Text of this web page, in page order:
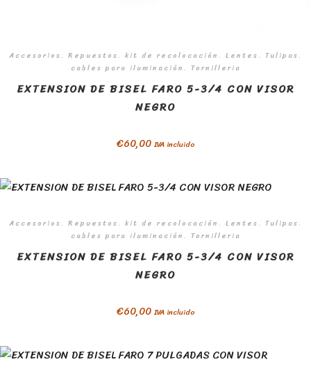
Accesorios. Repuestos. kit de recolocación. Lentes. Tulipas.
cables para iluminación. Tornilleria
EXTENSION DE BISEL FARO 5-3/4 CON VISOR
NEGRO
€60,00 IVA incluido
Accesorios. Repuestos. kit de recolocación. Lentes. Tulipas.
cables para iluminación. Tornilleria
EXTENSION DE BISEL FARO 5-3/4 CON VISOR
NEGRO
€60,00 IVA incluido